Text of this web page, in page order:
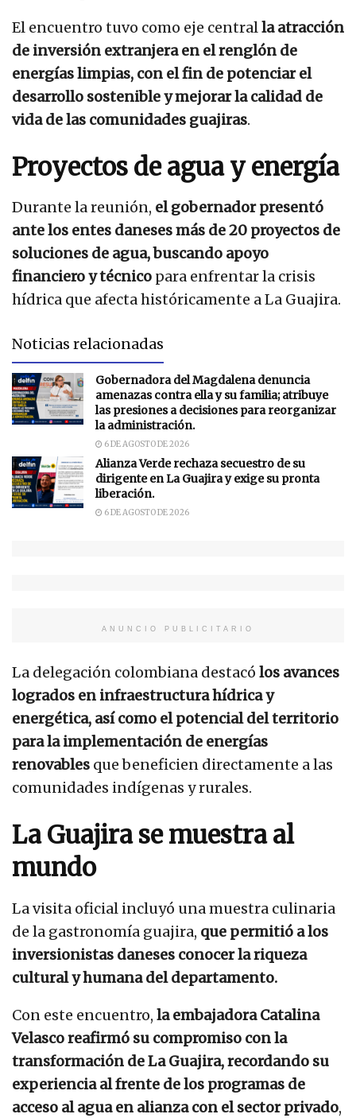
El encuentro tuvo como eje centralla atracción
de inversión extranjera en el renglón de
energías limpias, con el fin de potenciar el
desarrollo sostenible y mejorar la calidad de
vida de las comunidades guajiras.
Proyectos de agua y energía
Durante la reunión, el gobernador presentó
ante los entes daneses más de 20 proyectos de
soluciones de agua, buscando apoyo
financiero y técnico para enfrentar la crisis
hídrica que afecta históricamente a La Guajira.
Noticias relacionadas
Gobernadora del Magdalena denuncia
amenazas contra ella y su familia; atribuye
las presiones a decisiones para reorganizar
la administración.
6 DE AGOSTO DE 2026
Alianza Verde rechaza secuestro de su
dirigente en La Guajira y exige su pronta
liberación.
6 DE AGOSTO DE 2026
ANUNCIO PUBLICITARIO
La delegación colombiana destacó los avances
logrados en infraestructura hídrica y
energética, así como el potencial del territorio
para la implementación de energías
renovables que beneficien directamente a las
comunidades indígenas y rurales.
La Guajira se muestra al
mundo
La visita oficial incluyó una muestra culinaria
de la gastronomía guajira, que permitió a los
inversionistas daneses conocer la riqueza
cultural y humana del departamento.
Con este encuentro, la embajadora Catalina
Velasco reafirmó su compromiso con la
transformación de La Guajira, recordando su
experiencia al frente de los programas de
acceso al agua en alianza con el sector privado,